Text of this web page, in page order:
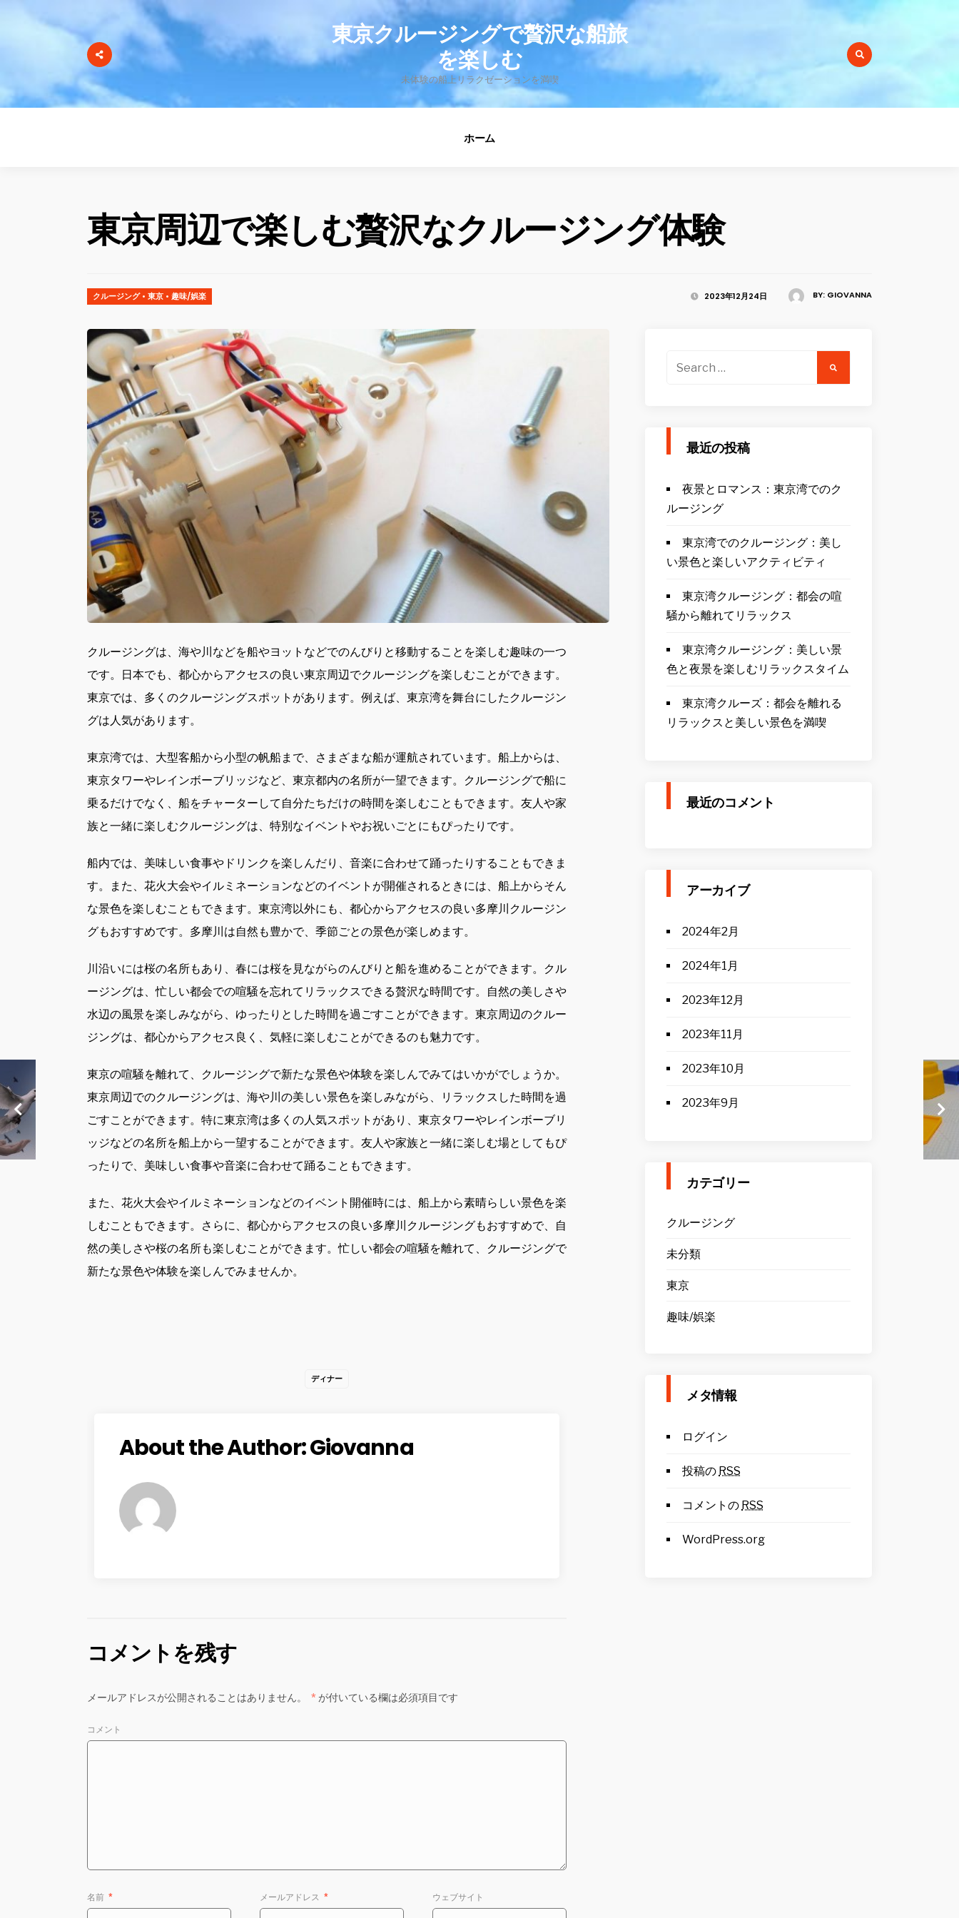
東京クルージングで贅沢な船旅
を楽しむ
未体験の船上リラクゼーションを満喫
ホーム
東京周辺で楽しむ贅沢なクルージング体験
BY: GIOVANNA
2023年12月24日
クルージング• 東京 • 趣味/娯楽
クルージングは、海や川などを船やヨットなどでのんびりと移動することを楽しむ趣味の一つ
です。
日本でも、都心からアクセスの良い東京周辺でクルージングを楽しむことができます。
東京では、多くのクルージングスポットがあります。例えば、東京湾を舞台にしたクルージン
グは人気があります。
東京湾では、大型客船から小型の帆船まで、さまざまな船が運航されています。船上からは、
東京タワーやレインボーブリッジなど、東京都内の名所が一望できます。クルージングで船に
乗るだけでなく、船をチャーターして自分たちだけの時間を楽しむこともできます。友人や家
族と一緒に楽しむクルージングは、特別なイベントやお祝いごとにもぴったりです。
船内では、美味しい食事やドリンクを楽しんだり、音楽に合わせて踊ったりすることもできま
す。また、花火大会やイルミネーションなどのイベントが開催されるときには、船上からそん
な景色を楽しむこともできます。東京湾以外にも、都心からアクセスの良い多摩川クルージン
グもおすすめです。多摩川は自然も豊かで、季節ごとの景色が楽しめます。
川沿いには桜の名所もあり、春には桜を見ながらのんびりと船を進めることができます。クル
ージングは、忙しい都会での喧騒を忘れてリラックスできる贅沢な時間です。自然の美しさや
水辺の風景を楽しみながら、ゆったりとした時間を過ごすことができます。東京周辺のクルー
ジングは、都心からアクセス良く、気軽に楽しむことができるのも魅力です。
東京の喧騒を離れて、クルージングで新たな景色や体験を楽しんでみてはいかがでしょうか。
東京周辺でのクルージングは、海や川の美しい景色を楽しみながら、リラックスした時間を過
ごすことができます。特に東京湾は多くの人気スポットがあり、東京タワーやレインボーブリ
ッジなどの名所を船上から一望することができます。友人や家族と一緒に楽しむ場としてもぴ
ったりで、美味しい食事や音楽に合わせて踊ることもできます。
また、花火大会やイルミネーションなどのイベント開催時には、船上から素晴らしい景色を楽
しむこともできます。さらに、都心からアクセスの良い多摩川クルージングもおすすめで、自
然の美しさや桜の名所も楽しむことができます。忙しい都会の喧騒を離れて、クルージングで
新たな景色や体験を楽しんでみませんか。
ディナー
About the Author:Giovanna
コメントを残す
メールアドレスが公開されることはありません。 * が付いている欄は必須項目です
コメント
名前 * メールアドレス * ウェブサイト
Search
最近の投稿
夜景とロマンス：東京湾でのク
ルージング
東京湾でのクルージング：美し
い景色と楽しいアクティビティ
東京湾クルージング：都会の喧
騒から離れてリラックス
東京湾クルージング：美しい景
色と夜景を楽しむリラックスタイム
東京湾クルーズ：都会を離れる
リラックスと美しい景色を満喫
最近のコメント
アーカイブ
2024年2月
2024年1月
2023年12月
2023年11月
2023年10月
2023年9月
カテゴリー
クルージング
未分類
東京
趣味/娯楽
メタ情報
ログイン
投稿の RSS
コメントの RSS
WordPress.org